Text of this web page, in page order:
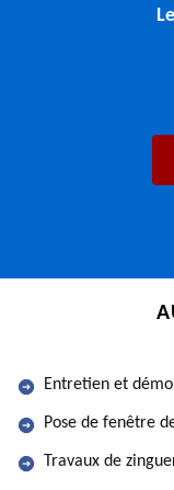
Entretien et
Pose de fenêtre
Travaux de